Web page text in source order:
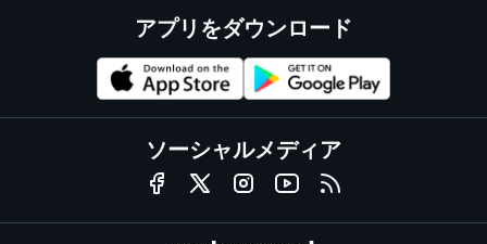
アプリをダウンロード
ソーシャルメディア